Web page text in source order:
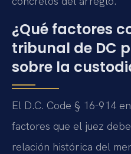
¿Qué factores
tribunal de DC
sobre la
El D.C. Code § 16-914
factores que el juez
relación histórica del